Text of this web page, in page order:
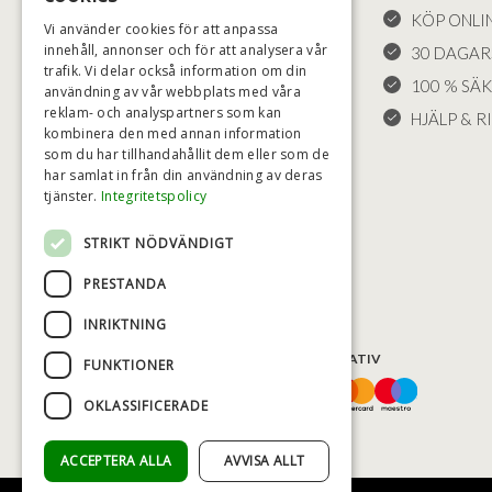
LEVERANS OCH RETURER
ÅNGRÄTT
KLAGOMÅL
FRAKT
COOKIE-INSTÄLLNINGAR
KÖP
30
100 %
HJÄLP &
BETALNINGSALTERNATIV
Vi använder cookies för att anpassa
innehåll, annonser och för att analysera vår
trafik. Vi delar också information om din
användning av vår webbplats med våra
reklam- och analyspartners som kan
kombinera den med annan information
som du har tillhandahållit dem eller som de
har samlat in från din användning av deras
tjänster. Integritetspolicy
STRIKT NÖDVÄNDIGT
PRESTANDA
INRIKTNING
FUNKTIONER
OKLASSIFICERADE
ACCEPTERA ALLA AVVISA ALLT